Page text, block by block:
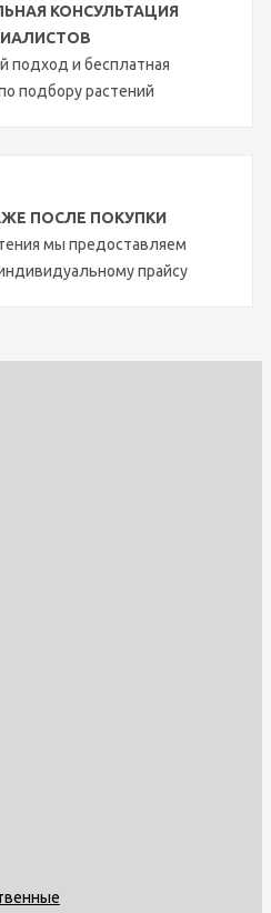
КОНСУЛЬТАЦИЯ
подход и бесплатная
подбору растений
ПОСЛЕ ПОКУПКИ
мы предоставляем
прайсу